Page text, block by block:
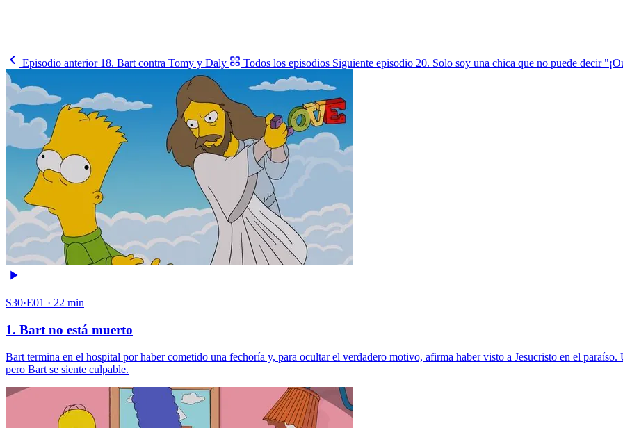
Episodio anterior 18. Bart contra Tomy y Daly Todos los episodios Siguiente episodio 20. Solo soy una chica que no puede decir
S30·E01 · 22 min
1. Bart no está muerto
Bart termina en el hospital por haber cometido una fechoría y, para ocultar el verdadero motivo, afirma haber visto a Jesucristo en el
pero Bart se siente culpable.